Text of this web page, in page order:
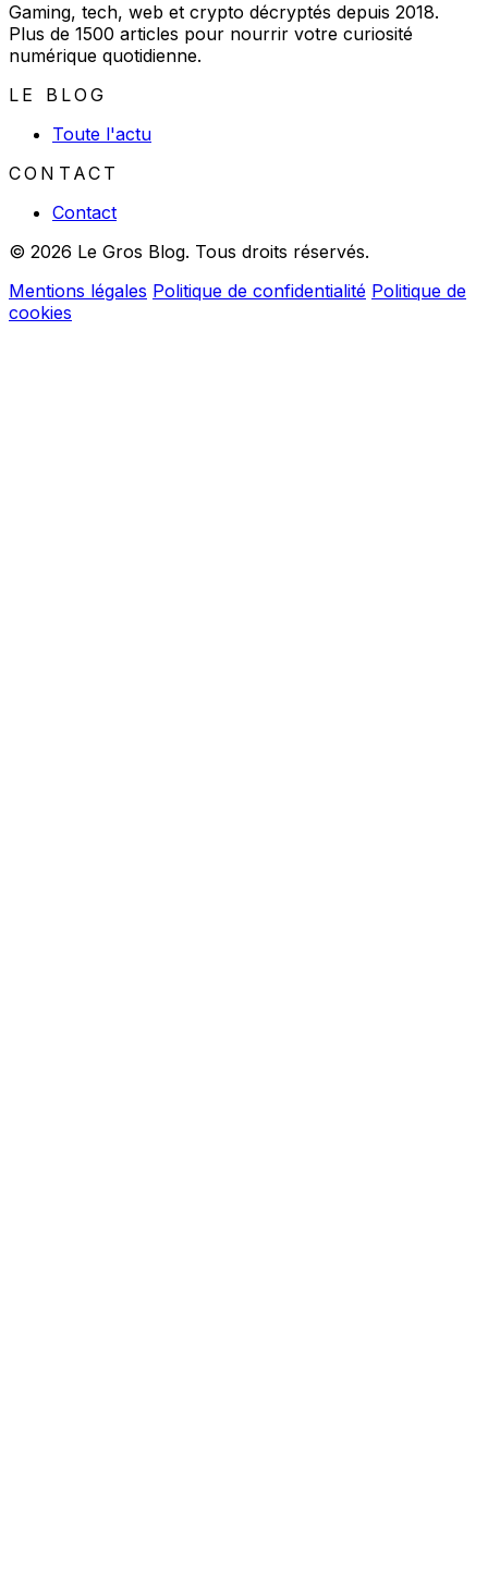
Gaming, tech, web et crypto décryptés depuis 2018.
Plus de 1500 articles pour nourrir votre curiosité
numérique quotidienne.
LE BLOG
Toute l'actu
CONTACT
Contact
© 2026 Le Gros Blog. Tous droits réservés.
Mentions légales Politique de confidentialité Politique de
cookies